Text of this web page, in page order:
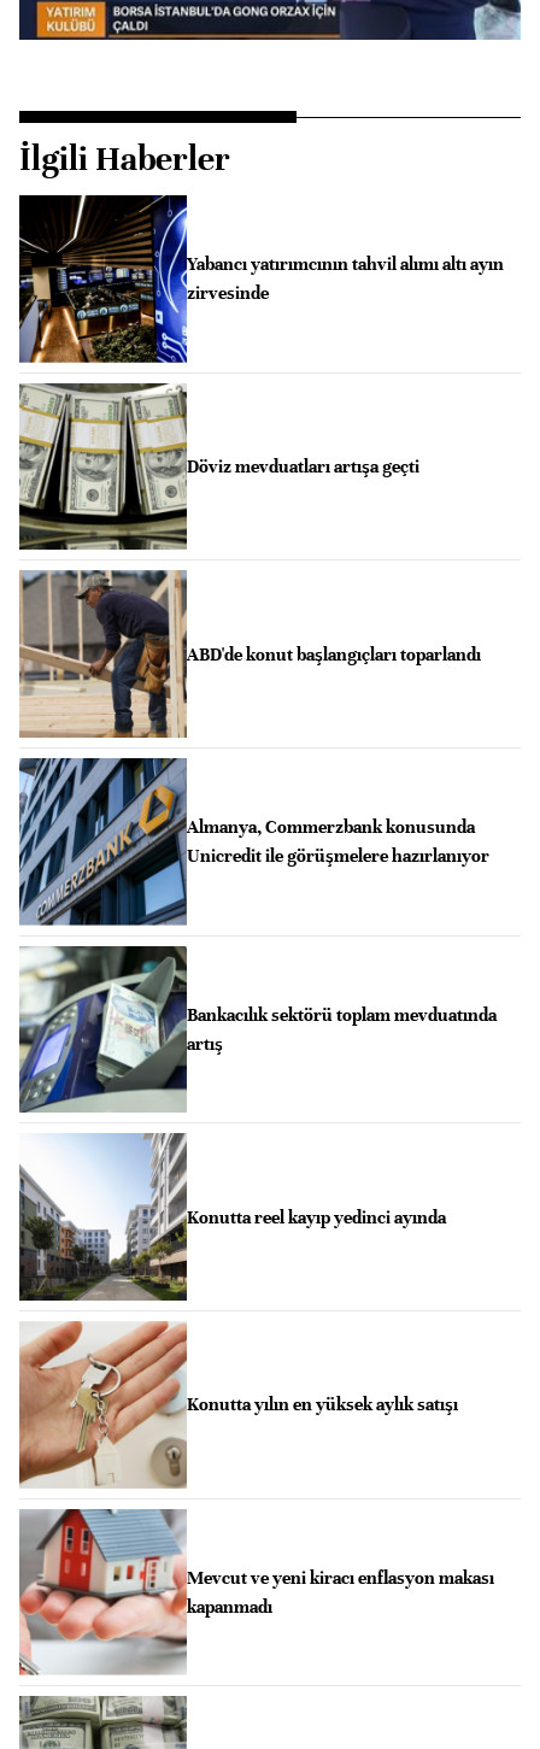
İlgili Haberler
Yabancı yatırımcının tahvil alımı altı ayın
zirvesinde
Döviz mevduatları artışa geçti
ABD'de konut başlangıçları toparlandı
Almanya, Commerzbank konusunda
Unicredit ile görüşmelere hazırlanıyor
Bankacılık sektörü toplam mevduatında
artış
Konutta reel kayıp yedinci ayında
Konutta yılın en yüksek aylık satışı
Mevcut ve yeni kiracı enflasyon makası
kapanmadı